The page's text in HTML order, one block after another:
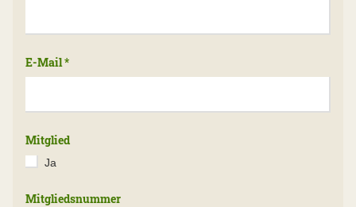
E-Mail*
Mitglied
Ja
Mitgliedsnummer